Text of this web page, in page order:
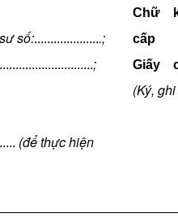
số: .;
;
(để thực hiện
Chữ
cấp
Giấy
(Ký,